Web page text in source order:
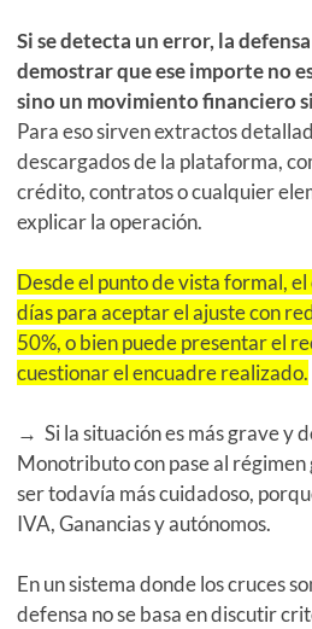
Si se detecta un error, la
demostrar que ese importe no
sino un movimiento financiero
Para eso sirven extractos
descargados de la plataforma,
crédito, contratos o cualquier
explicar la operación.
Desde el punto de vista formal,
días para aceptar el ajuste con
50%, o bien puede presentar el
cuestionar el encuadre realizado.
→ Si la situación es más grave y
Monotributo con pase al régimen
ser todavía más cuidadoso,
IVA, Ganancias y autónomos.
En un sistema donde los cruces
defensa no se basa en discutir